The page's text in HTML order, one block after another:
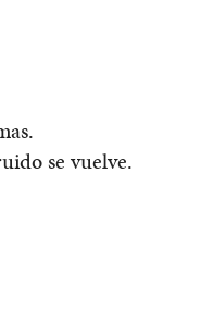
se vuelve.